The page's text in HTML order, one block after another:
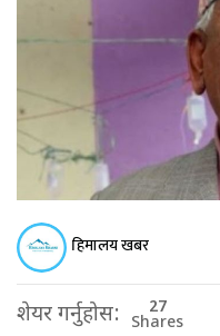
हिमालय खबर
शेयर गर्नुहोस: 27
Shares